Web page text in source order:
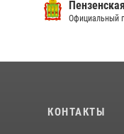
Официальный
КОНТАКТЫ